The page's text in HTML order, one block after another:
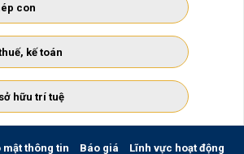
con
kế toán
hữu trí tuệ
mật thông tin Báo giá Lĩnh vực hoạt động